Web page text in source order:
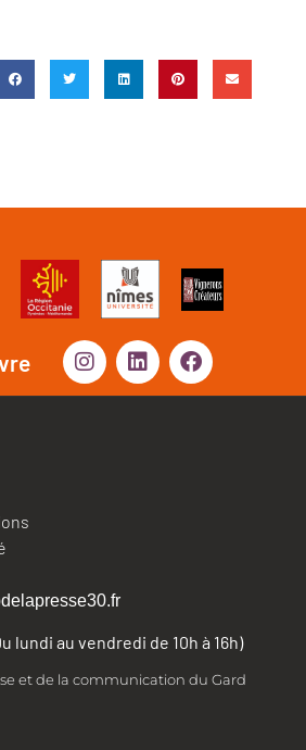
lundi au vendredi de 10h à 16h)
et de la communication du Gard